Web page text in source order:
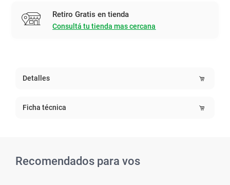
Retiro Gratis en tienda
Consultá tu tienda mas cercana
Detalles
Ficha técnica
Recomendados para vos